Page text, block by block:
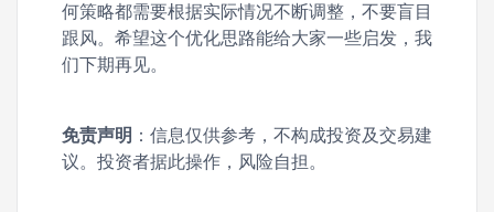
何策略都需要根据实际情况不断调整，不要盲目
跟风。希望这个优化思路能给大家一些启发，我
们下期再见。
免责声明 ：信息仅供参考，不构成投资及交易建
议。投资者据此操作，风险自担。